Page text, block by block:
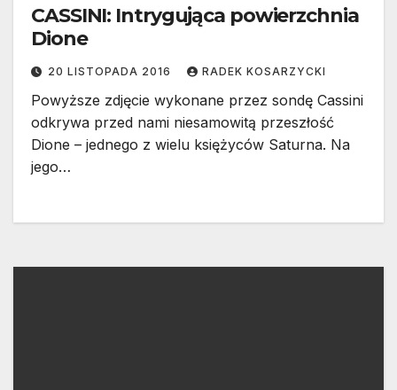
CASSINI: Intrygująca powierzchnia
Dione
20 LISTOPADA 2016 RADEK KOSARZYCKI
Powyższe zdjęcie wykonane przez sondę Cassini
odkrywa przed nami niesamowitą przeszłość
Dione – jednego z wielu księżyców Saturna. Na
jego…